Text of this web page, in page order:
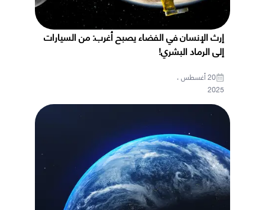
إرث الإنسان في الفضاء يصبح أغرب: من السيارات
إلى الرماد البشري!
20 أغسطس ،
2025